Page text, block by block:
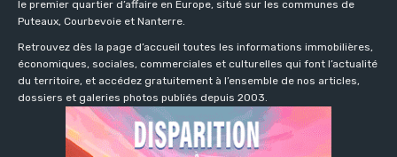
le premier quartier d’affaire en Europe, situé sur les communes de
Puteaux, Courbevoie et Nanterre.
Retrouvez dès la page d’accueil toutes les informations immobilières,
économiques, sociales, commerciales et culturelles qui font l’actualité
du territoire, et accédez gratuitement à l’ensemble de nos articles,
dossiers et galeries photos publiés depuis 2003.